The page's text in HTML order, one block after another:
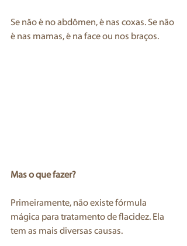
Se não é no abdômen, é nas coxas. Se não
é nas mamas, é na face ou nos braços.
Mas o que fazer?
Primeiramente, não existe fórmula
mágica para tratamento de flacidez. Ela
tem as mais diversas causas.